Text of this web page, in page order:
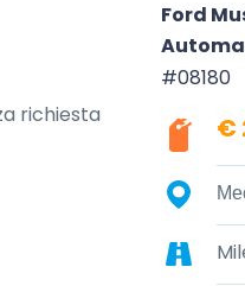
richiesta
Ford
#08180
€